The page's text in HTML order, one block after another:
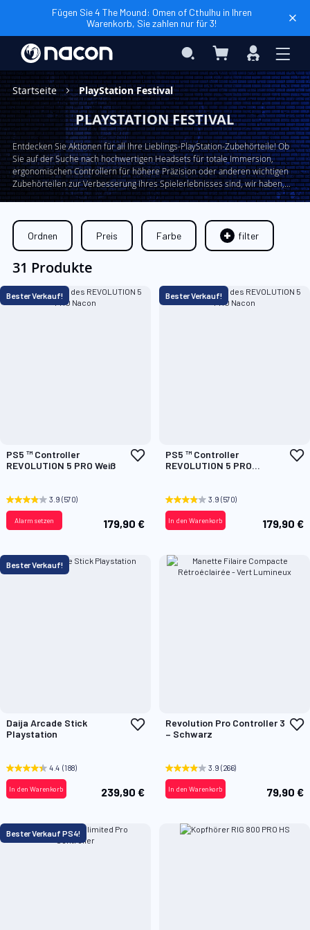
Fügen Sie 4 The Mound: Omen of Cthulhu in Ihren
Warenkorb, Sie zahlen nur für 3!
Search Mein Warenkorb
Anmelden
Startseite PlayStation Festival
PLAYSTATION FESTIVAL
Entdecken Sie Aktionen für all Ihre Lieblings-PlayStation-Zubehörteile! Ob
Sie auf der Suche nach hochwertigen Headsets für totale Immersion,
ergonomischen Controllern für höhere Präzision oder anderen wichtigen
Zubehörteilen zur Verbesserung Ihres Spielerlebnisses sind, wir haben,
was Sie brauchen. Nutzen Sie jetzt unsere exklusiven Angebote und
Ordnen Preis Farbe filter
31 Produkte
Bester Verkauf!
PS5 ™ Controller
REVOLUTION 5 PRO Weiß
Zur
Wunschliste
3.9 (570)
179,90 €
Alarm setzen
Bester Verkauf!
PS5 ™ Controller
REVOLUTION 5 PRO
3.9 (570)
179,90 €
In den Warenkorb
Bester Verkauf!
Daija Arcade Stick
Playstation
Zur
Wunschliste
4.4 (188)
239,90 €
In den Warenkorb
Revolution Pro Controller 3
– Schwarz
3.9 (266)
79,90 €
In den Warenkorb
Bester Verkauf PS4!